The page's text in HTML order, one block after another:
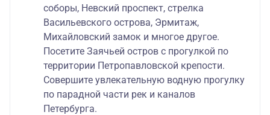
соборы, Невский проспект, стрелка
Васильевского острова, Эрмитаж,
Михайловский замок и многое другое.
Посетите Заячьей остров с прогулкой по
территории Петропавловской крепости.
Совершите увлекательную водную прогулку
по парадной части рек и каналов
Петербурга.